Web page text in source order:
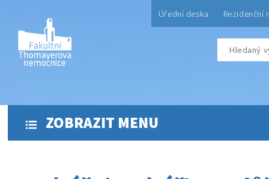
Úřední deska Rezidenční
ZOBRAZIT MENU